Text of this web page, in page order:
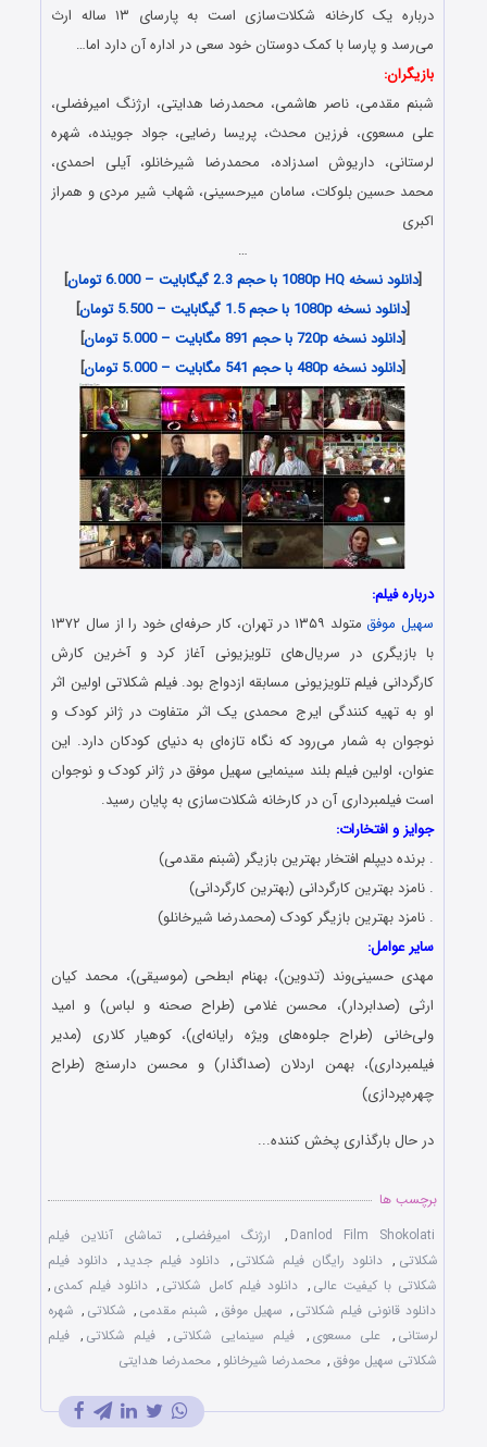
درباره یک کارخانه شکلات‌سازی است به پارسای ۱۳ ساله ارث
می‌رسد و پارسا با کمک دوستان خود سعی در اداره آن دارد اما…
بازیگران:
شبنم مقدمی، ناصر هاشمی، محمدرضا هدایتی، ارژنگ امیرفضلی،
علی مسعوی، فرزین محدث، پریسا رضایی، جواد جوینده، شهره
لرستانی، داریوش اسدزاده، محمدرضا شیرخانلو، آیلی احمدی،
محمد حسین بلوکات، سامان میرحسینی، شهاب شیر مردی و همراز
اکبری
…
[دانلود نسخه 1080p HQ با حجم 2.3 گیگابایت – 6.000 تومان
]
[دانلود نسخه 1080p با حجم 1.5 گیگابایت – 5.500 تومان
]
[دانلود نسخه 720p با حجم 891 مگابایت – 5.000 تومان
]
[دانلود نسخه 480p با حجم 541 مگابایت – 5.000 تومان ]
درباره فیلم:
سهیل موفق
متولد ۱۳۵۹ در تهران، کار حرفه‌ای خود را از سال ۱۳۷۲
با بازیگری در سریال‌های تلویزیونی آغاز کرد و آخرین کارش
کارگردانی فیلم تلویزیونی مسابقه ازدواج بود. فیلم شکلاتی اولین اثر
او به تهیه کنندگی ایرج محمدی یک اثر متفاوت در ژانر کودک و
نوجوان به شمار می‌رود که نگاه تازه‌ای به دنیای کودکان دارد. این
عنوان، اولین فیلم بلند سینمایی سهیل موفق در ژانر کودک و نوجوان
است فیلمبرداری آن در کارخانه شکلات‌سازی به پایان رسید.
جوایز و افتخارات:
. برنده دیپلم افتخار بهترین بازیگر (شبنم مقدمی)
. نامزد بهترین کارگردانی (بهترین کارگردانی)
. نامزد بهترین بازیگر کودک (محمدرضا شیرخانلو)
سایر عوامل:
مهدی حسینی‌وند (تدوین)، بهنام ابطحی (موسیقی)، محمد کیان
ارثی (صدابردار)، محسن غلامی (طراح صحنه و لباس) و امید
ولی‌خانی (طراح جلوه‌های ویژه رایانه‌ای)، کوهیار کلاری (مدیر
فیلمبرداری)، بهمن اردلان (صداگذار) و محسن دارسنج (طراح
چهره‌پردازی)
در حال بارگذاری پخش کننده...
برچسب ها
Danlod Film Shokolati
, ارژنگ امیرفضلی ,
تماشای آنلاین فیلم
شکلاتی , دانلود رایگان فیلم شکلاتی , دانلود فیلم جدید , دانلود فیلم
شکلاتی با کیفیت عالی , دانلود فیلم کامل شکلاتی , دانلود فیلم کمدی ,
دانلود قانونی فیلم شکلاتی , سهیل موفق , شبنم مقدمی , شکلاتی , شهره
لرستانی , علی مسعوی , فیلم سینمایی شکلاتی , فیلم شکلاتی , فیلم
شکلاتی سهیل موفق , محمدرضا شیرخانلو , محمدرضا هدایتی